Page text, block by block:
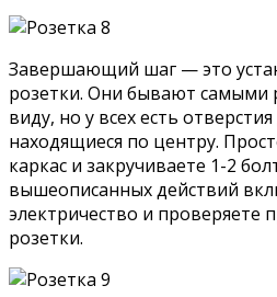
Завершающий шаг — это
розетки. Они бывают самыми
виду, но у всех есть
находящиеся по центру.
каркас и закручиваете 1-2
вышеописанных действий
электричество и проверяете
розетки.